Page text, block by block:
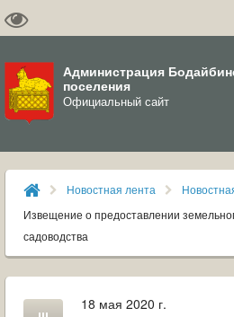
Администрация
поселения
Официальный сайт
ГОРОД
ДУМА
Новостная лента
Извещение о предоставлении
садоводства
18 мая 2020 г.